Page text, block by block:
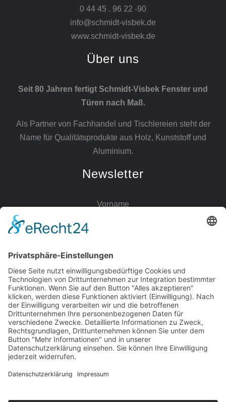
0 44 45 . 96 22 -90
info@schmidt-visbek.de
www.schmidt-visbek.de
Über uns
Seit 80 Jahren fertigt Schmidt-Visbek Fenster und
Türen nach Maß.
Als Partner von Fachhandel und Tischlereien steht der
Name für Qualitätsprodukte aus Holz, Kunststoff und
Aluminium.
Newsletter
Vorname
E-Mail
Anmelden
So finden Sie uns